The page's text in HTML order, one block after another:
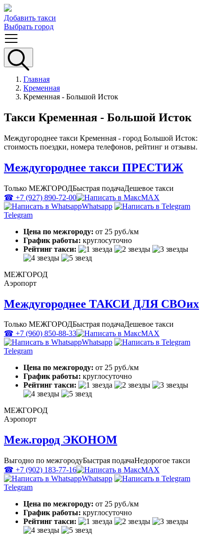
Добавить такси
Выбрать город
Главная
Кременная
Кременная - Большой Исток
Такси Кременная - Большой Исток
Междугороднее такси Кременная - город Большой Исток:
стоимость поездки, номера телефонов, рейтинг и отзывы.
Междугороднее такси ПРЕСТИЖ
Только МЕЖГОРОДБыстрая подачаДешевое такси
☎ +7 (927) 890-72-00
MAX
Whatsapp
Telegram
Цена по межгороду: от 25 руб./км
График работы: круглосуточно
Рейтинг такси:
МЕЖГОРОД
Аэропорт
Междугороднее ТАКСИ ДЛЯ СВОих
Только МЕЖГОРОДБыстрая подачаДешевое такси
☎ +7 (960) 850-88-33
MAX
Whatsapp
Telegram
Цена по межгороду: от 25 руб./км
График работы: круглосуточно
Рейтинг такси:
МЕЖГОРОД
Аэропорт
Меж.город ЭКОНОМ
Выгодно по межгородуБыстрая подачаНедорогое такси
☎ +7 (902) 183-77-16
MAX
Whatsapp
Telegram
Цена по межгороду: от 25 руб./км
График работы: круглосуточно
Рейтинг такси: